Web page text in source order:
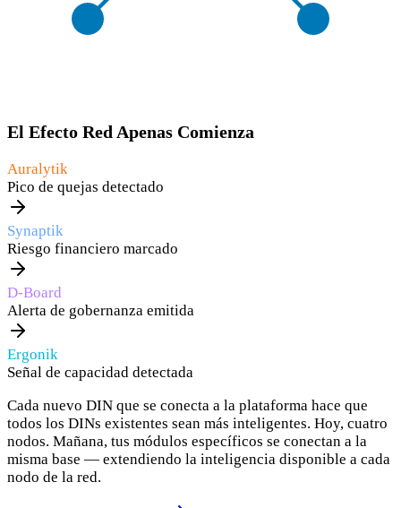
El Efecto Red Apenas Comienza
Auralytik
Pico de quejas detectado
Synaptik
Riesgo financiero marcado
D-Board
Alerta de gobernanza emitida
Ergonik
Señal de capacidad detectada
Cada nuevo DIN que se conecta a la plataforma hace que
todos los DINs existentes sean más inteligentes. Hoy, cuatro
nodos. Mañana, tus módulos específicos se conectan a la
misma base — extendiendo la inteligencia disponible a cada
nodo de la red.